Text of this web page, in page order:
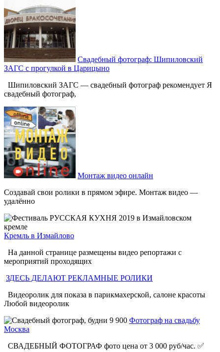
Свадебный фотограф: Шипиловский
ЗАГС с прогулкой в Царицыно
Шипиловский ЗАГС — свадебный фотограф рекомендует Я
свадебный фотограф,
Монтаж видео онлайн
Создавай свои ролики в прямом эфире. Монтаж видео —
удалённо
Кремль в Измайлово
На данной странице размещены видео репортажи с
мероприятий проходящих
ЗДЕСЬ ДЕЛАЮТ РЕКЛАМНЫЕ РОЛИКИ
Видеоролик для показа в парикмахерской, салоне красоты
Любой видеоролик
Фотограф на свадьбу
Москва
СВАДЕБНЫЙ ФОТОГРАФ фото цена от 3 000 руб/час. ✅